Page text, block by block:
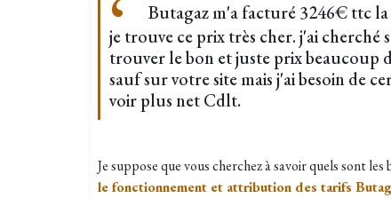
Butagaz m'a facturé 3246€ ttc
je trouve ce prix très cher. j'ai
trouver le bon et juste prix beaucoup
sauf sur votre site mais j'ai besoin de
voir plus net Cdlt.
Je suppose que vous cherchez à savoir quels sont les
le fonctionnement et attribution des tarifs